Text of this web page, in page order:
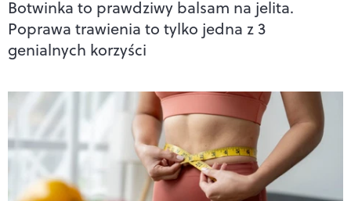
Botwinka to prawdziwy balsam na jelita.
Poprawa trawienia to tylko jedna z 3
genialnych korzyści